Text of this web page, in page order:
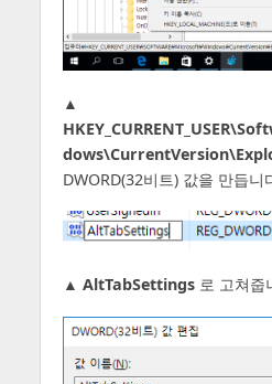
▲
DWORD(32비트) 값을 만듭니
▲ AltTabSettings로 고쳐줍